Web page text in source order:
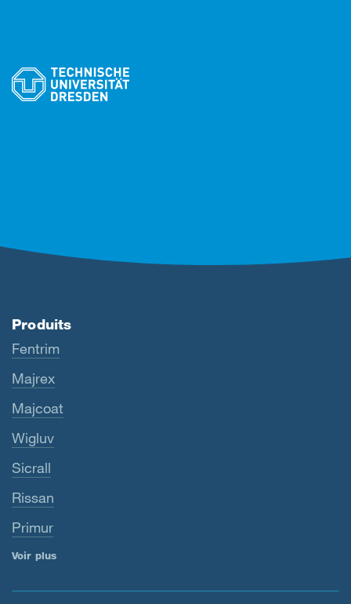
Produits
Fentrim
Majrex
Majcoat
Wigluv
Sicrall
Rissan
Primur
Voir plus